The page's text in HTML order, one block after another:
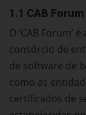
1.1 CAB Forum
O ‘CAB Forum’
consórcio de
de software de
como as
certificados de